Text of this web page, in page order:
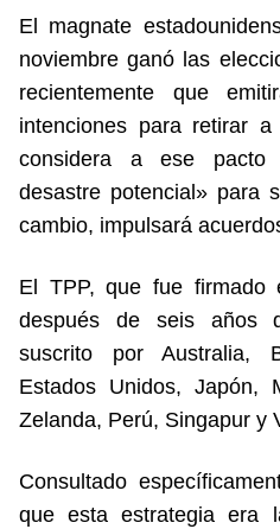
El magnate
noviembre ganó las
recientemente que
intenciones para retirar
considera a ese pacto
desastre potencial» para
cambio, impulsará
El TPP, que fue firmado
después de seis años
suscrito por Australia,
Estados Unidos, Japón,
Zelanda, Perú, Singapur y
Consultado
que esta estrategia era